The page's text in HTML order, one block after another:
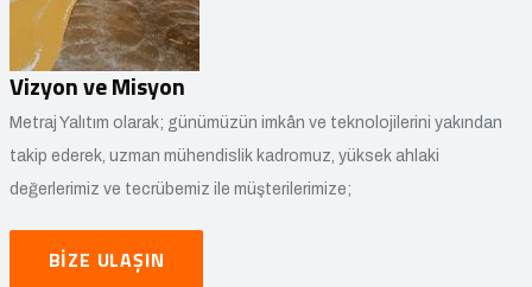
Vizyon ve Misyon
Metraj Yalıtım olarak; günümüzün imkân ve teknolojilerini yakından
takip ederek, uzman mühendislik kadromuz, yüksek ahlaki
değerlerimiz ve tecrübemiz ile müşterilerimize;
BIZE ULAŞIN